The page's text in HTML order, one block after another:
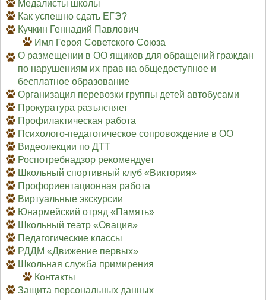
Медалисты школы
Как успешно сдать ЕГЭ?
Кучкин Геннадий Павлович
Имя Героя Советского Союза
О размещении в ОО ящиков для обращений граждан
по нарушениям их прав на общедоступное и
бесплатное образование
Организация перевозки группы детей автобусами
Прокуратура разъясняет
Профилактическая работа
Психолого-педагогическое сопровождение в ОО
Видеолекции по ДТТ
Роспотребнадзор рекомендует
Школьный спортивный клуб «Виктория»
Профориентационная работа
Виртуальные экскурсии
Юнармейский отряд «Память»
Школьный театр «Овация»
Педагогические классы
РДДМ «Движение первых»
Школьная служба примирения
Контакты
Защита персональных данных